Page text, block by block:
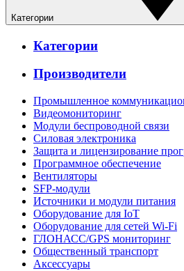
Категории
Категории
Производители
Промышленное
Видеомониторинг
Модули беспроводной связи
Силовая электроника
Защита и лицензирование
Программное обеспечение
Вентиляторы
SFP-модули
Источники и модули питания
Оборудование для IoT
Оборудование для сетей Wi-Fi
ГЛОНАСС/GPS мониторинг
Общественный транспорт
Аксессуары